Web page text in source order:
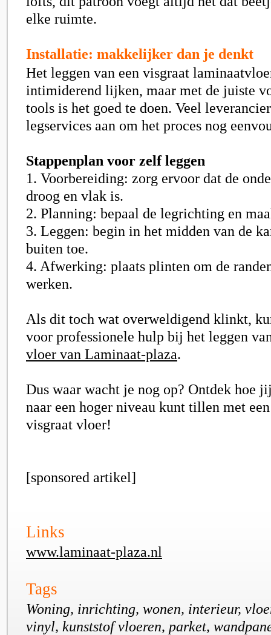
elke ruimte.
Installatie: makkelijker dan je denkt
Het leggen van een visgraat
intimiderend lijken, maar met de juiste
tools is het goed te doen. Veel
legservices aan om het proces nog
Stappenplan voor zelf leggen
1. Voorbereiding: zorg ervoor dat de
droog en vlak is.
2. Planning: bepaal de legrichting en
3. Leggen: begin in het midden van de
buiten toe.
4. Afwerking: plaats plinten om de
werken.
Als dit toch wat overweldigend klinkt,
voor professionele hulp bij het leggen
vloer van Laminaat-plaza.
Dus waar wacht je nog op? Ontdek hoe
naar een hoger niveau kunt tillen met
visgraat vloer!
[sponsored artikel]
Links
www.laminaat-plaza.nl
Tags
Woning, inrichting, wonen, interieur,
vinyl, kunststof vloeren, parket,